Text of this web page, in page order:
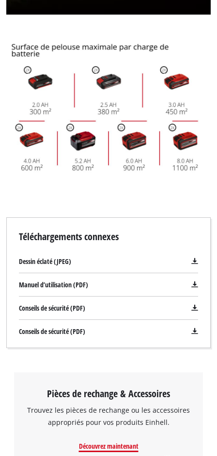
Téléchargements connexes
Dessin éclaté (JPEG)
Manuel d’utilisation (PDF)
Conseils de sécurité (PDF)
Conseils de sécurité (PDF)
Pièces de rechange & Accessoires
Trouvez les pièces de rechange ou les accessoires
appropriés pour vos produits Einhell.
Découvrez maintenant